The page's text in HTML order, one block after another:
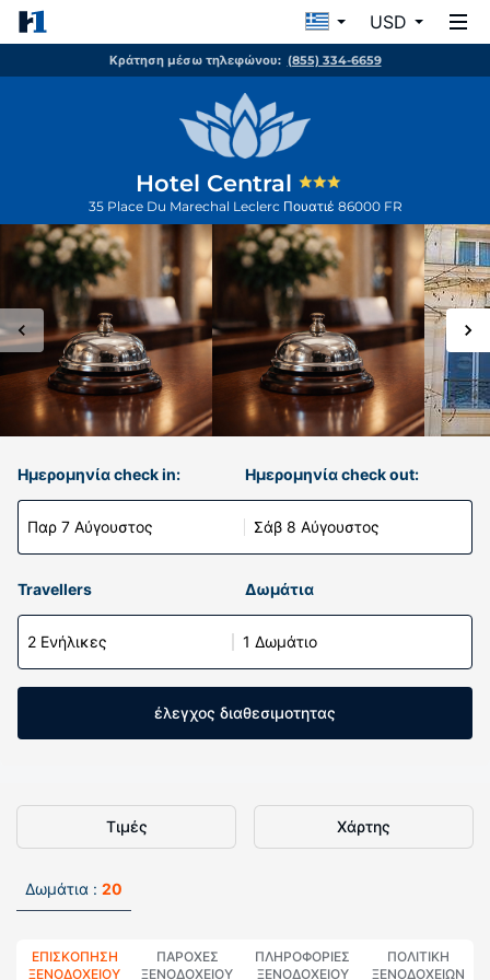
USD
Κράτηση μέσω τηλεφώνου: (855) 334-6659
Hotel Central
35 Place Du Marechal Leclerc Πουατιέ 86000 FR
Ημερομηνία check in:
Παρ 7 Αύγουστος
Ημερομηνία check out:
Σάβ 8 Αύγουστος
Travellers Δωμάτια
2 Ενήλικες 1 Δωμάτιο
έλεγχος διαθεσιμοτητας
Τιμές Χάρτης
Δωμάτια : 20
ΕΠΙΣΚΌΠΗΣΗ
ΞΕΝΟΔΟΧΕΊΟΥ
ΠΑΡΟΧΕΣ
ΞΕΝΟΔΟΧΕΙΟΥ
ΠΛΗΡΟΦΟΡΊΕΣ
ΞΕΝΟΔΟΧΕΊΟΥ
ΠΟΛΙΤΙΚΗ
ΞΕΝΟΔΟΧΕΊΩΝ